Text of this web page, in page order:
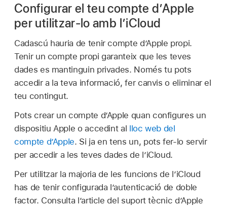
Configurar el teu compte d’Apple
per utilitzar-lo amb l’iCloud
Cadascú hauria de tenir compte d’Apple propi.
Tenir un compte propi garanteix que les teves
dades es mantinguin privades. Només tu pots
accedir a la teva informació, fer canvis o eliminar el
teu contingut.
Pots crear un compte d’Apple quan configures un
dispositiu Apple o accedint al lloc web del
compte d’Apple. Si ja en tens un, pots fer-lo servir
per accedir a les teves dades de l’iCloud.
Per utilitzar la majoria de les funcions de l’iCloud
has de tenir configurada l’autenticació de doble
factor. Consulta l’article del suport tècnic d’Apple